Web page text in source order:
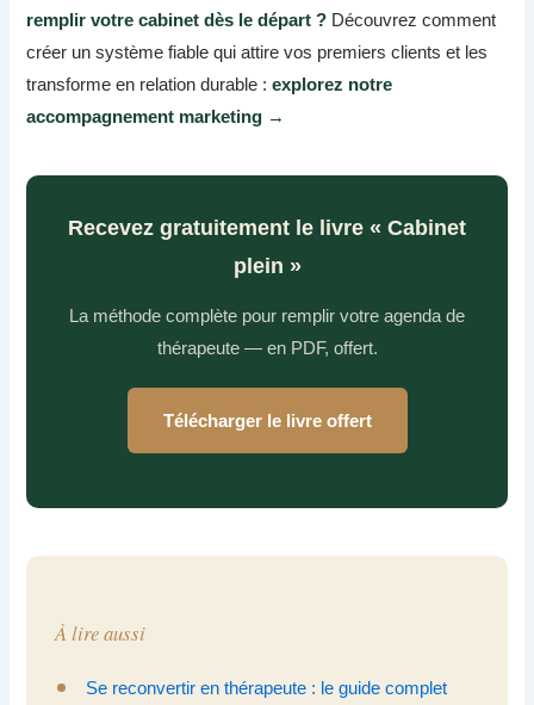
remplir votre cabinet dès le départ ? Découvrez comment
créer un système fiable qui attire vos premiers clients et les
transforme en relation durable :explorez notre
accompagnement marketing →
Recevez gratuitement le livre « Cabinet
plein »
La méthode complète pour remplir votre agenda de
thérapeute — en PDF, offert.
Télécharger le livre offert
À lire aussi
Se reconvertir en thérapeute : le guide complet